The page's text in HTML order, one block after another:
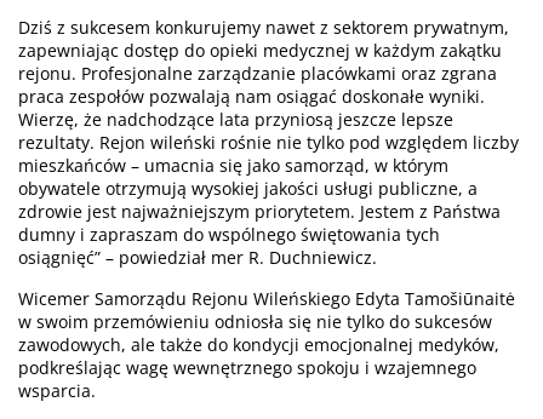
Dziś z sukcesem konkurujemy nawet z sektorem prywatnym,
zapewniając dostęp do opieki medycznej w każdym zakątku
rejonu. Profesjonalne zarządzanie placówkami oraz zgrana
praca zespołów pozwalają nam osiągać doskonałe wyniki.
Wierzę, że nadchodzące lata przyniosą jeszcze lepsze
rezultaty. Rejon wileński rośnie nie tylko pod względem liczby
mieszkańców – umacnia się jako samorząd, w którym
obywatele otrzymują wysokiej jakości usługi publiczne, a
zdrowie jest najważniejszym priorytetem. Jestem z Państwa
dumny i zapraszam do wspólnego świętowania tych
osiągnięć” – powiedział mer R. Duchniewicz.
Wicemer Samorządu Rejonu Wileńskiego Edyta Tamošiūnaitė
w swoim przemówieniu odniosła się nie tylko do sukcesów
zawodowych, ale także do kondycji emocjonalnej medyków,
podkreślając wagę wewnętrznego spokoju i wzajemnego
wsparcia.